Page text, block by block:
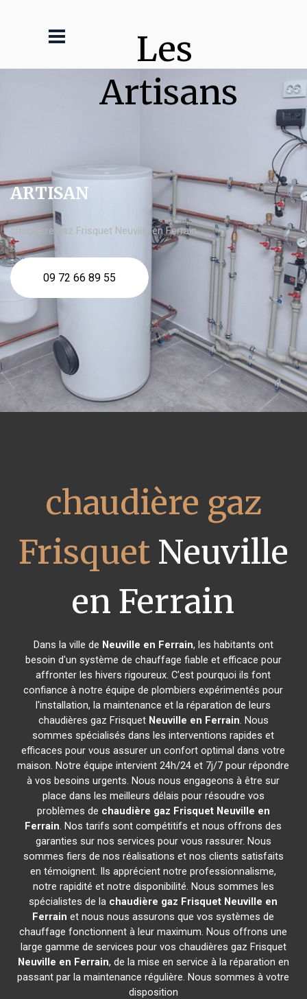
Les
Artisans
ARTISAN
chaudière gaz Frisquet Neuville en Ferrain
09 72 66 89 55
chaudière gaz
FrisquetNeuville
en Ferrain
Dans la ville de Neuville en Ferrain, les habitants ont
besoin d'un système de chauffage fiable et efficace pour
affronter les hivers rigoureux. C'est pourquoi ils font
confiance à notre équipe de plombiers expérimentés pour
l'installation, la maintenance et la réparation de leurs
chaudières gaz Frisquet Neuville en Ferrain. Nous
sommes spécialisés dans les interventions rapides et
efficaces pour vous assurer un confort optimal dans votre
maison. Notre équipe intervient 24h/24 et 7j/7 pour répondre
à vos besoins urgents. Nous nous engageons à être sur
place dans les meilleurs délais pour résoudre vos
problèmes de chaudière gaz Frisquet Neuville en
Ferrain. Nos tarifs sont compétitifs et nous offrons des
garanties sur nos services pour vous rassurer. Nous
sommes fiers de nos réalisations et nos clients satisfaits
en témoignent. Ils apprécient notre professionnalisme,
notre rapidité et notre disponibilité. Nous sommes les
spécialistes de la chaudière gaz Frisquet Neuville en
Ferrain et nous nous assurons que vos systèmes de
chauffage fonctionnent à leur maximum. Nous offrons une
large gamme de services pour vos chaudières gaz Frisquet
Neuville en Ferrain, de la mise en service à la réparation en
passant par la maintenance régulière. Nous sommes à votre
disposition